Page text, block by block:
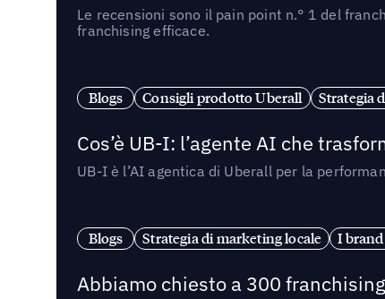
Le recensioni sono il pain point n.° 1 del
franchising efficace.
Blogs Consigli prodotto Uberall Strategia
Cos’è UB-I: l’agente AI che
UB-I è l’AI agentica di Uberall per la
Blogs Strategia di marketing locale I
Abbiamo chiesto a 300